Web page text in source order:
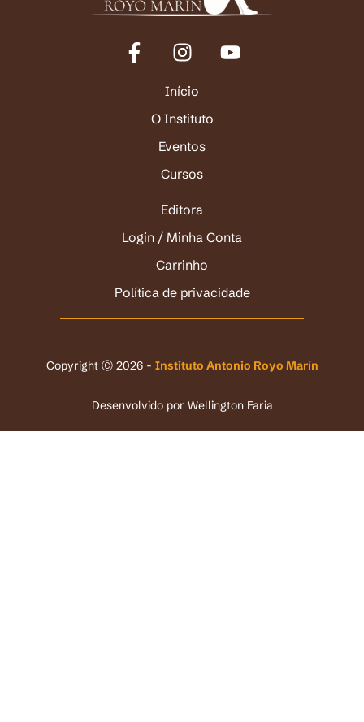
Início
O Instituto
Eventos
Cursos
Editora
Login / Minha Conta
Carrinho
Política de privacidade
Copyright Ⓒ 2026 - Instituto Antonio Royo Marín
Desenvolvido por Wellington Faria